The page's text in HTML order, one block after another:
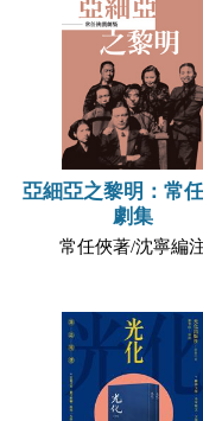
亞細亞之黎明：常
劇集
常任俠著/沈寧編